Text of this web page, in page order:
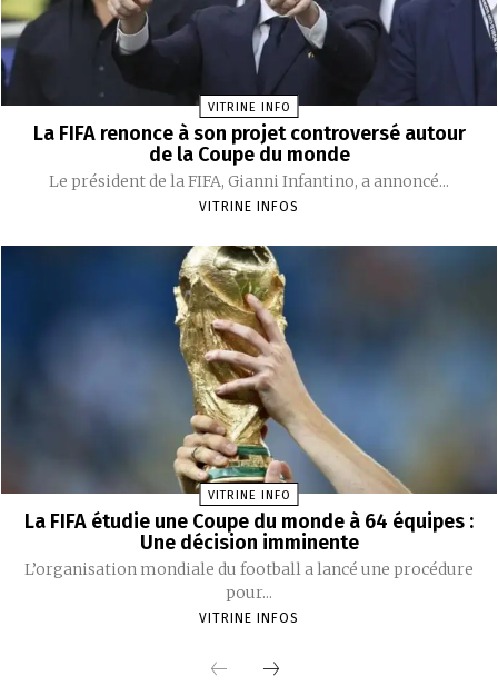
VITRINE INFO
La FIFA renonce à son projet controversé autour
de la Coupe du monde
Le président de la FIFA, Gianni Infantino, a annoncé...
VITRINE INFOS
VITRINE INFO
La FIFA étudie une Coupe du monde à 64 équipes :
Une décision imminente
L’organisation mondiale du football a lancé une procédure
pour...
VITRINE INFOS